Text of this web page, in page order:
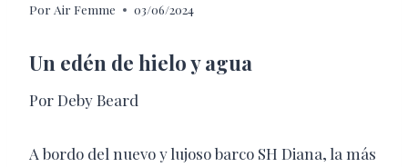
Por Air Femme 03/06/2024
Un edén de hielo y agua
Por Deby Beard
A bordo del nuevo y lujoso barco SH Diana, la más